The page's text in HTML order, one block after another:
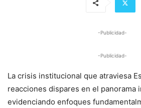
-Publicidad-
-Publicidad-
La crisis institucional que atraviesa
reacciones dispares en el panorama
evidenciando enfoques